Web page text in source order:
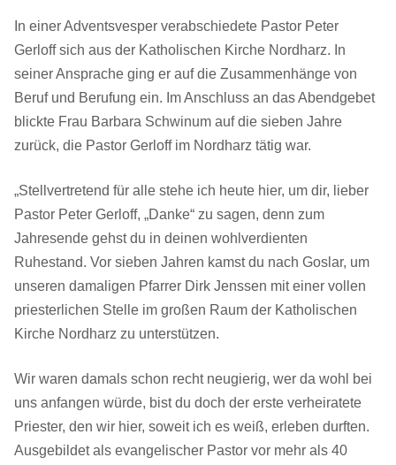
In einer Adventsvesper verabschiedete Pastor Peter
Gerloff sich aus der Katholischen Kirche Nordharz. In
seiner Ansprache ging er auf die Zusammenhänge von
Beruf und Berufung ein. Im Anschluss an das Abendgebet
blickte Frau Barbara Schwinum auf die sieben Jahre
zurück, die Pastor Gerloff im Nordharz tätig war.
„Stellvertretend für alle stehe ich heute hier, um dir, lieber
Pastor Peter Gerloff, „Danke“ zu sagen, denn zum
Jahresende gehst du in deinen wohlverdienten
Ruhestand. Vor sieben Jahren kamst du nach Goslar, um
unseren damaligen Pfarrer Dirk Jenssen mit einer vollen
priesterlichen Stelle im großen Raum der Katholischen
Kirche Nordharz zu unterstützen.
Wir waren damals schon recht neugierig, wer da wohl bei
uns anfangen würde, bist du doch der erste verheiratete
Priester, den wir hier, soweit ich es weiß, erleben durften.
Ausgebildet als evangelischer Pastor vor mehr als 40